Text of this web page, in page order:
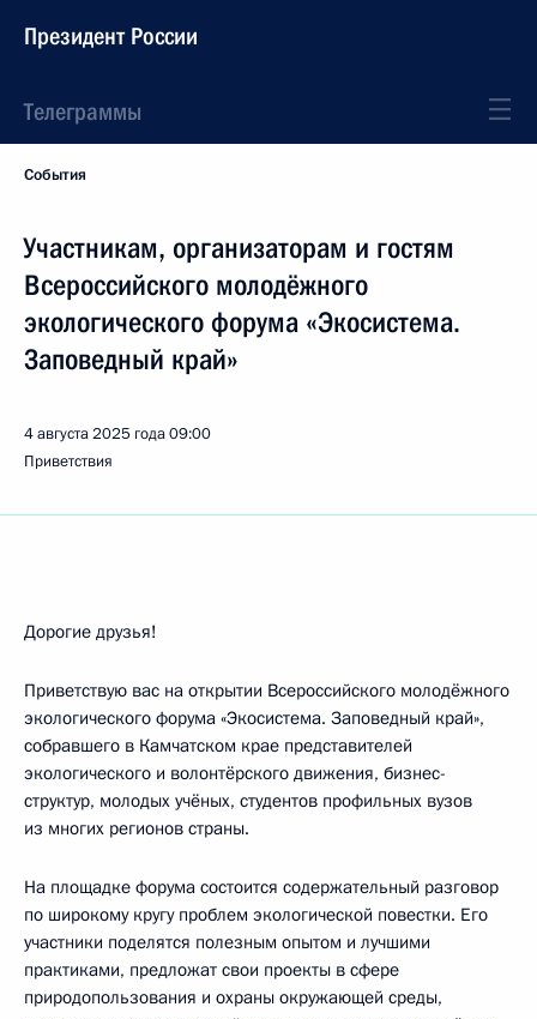
Президент России
Телеграммы
События
Участникам, организаторам и гостям
Всероссийского молодёжного
экологического форума «Экосистема.
Заповедный край»
4 августа 2025 года09:00
Приветствия
Дорогие друзья!
Приветствую вас на открытии Всероссийского молодёжного
экологического форума «Экосистема. Заповедный край»,
собравшего в Камчатском крае представителей
экологического и волонтёрского движения, бизнес-
структур, молодых учёных, студентов профильных вузов
из многих регионов страны.
На площадке форума состоится содержательный разговор
по широкому кругу проблем экологической повестки. Его
участники поделятся полезным опытом и лучшими
практиками, предложат свои проекты в сфере
природопользования и охраны окружающей среды,